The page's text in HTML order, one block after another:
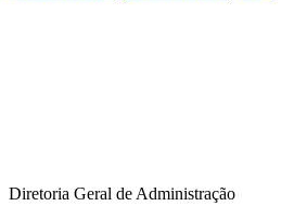
Diretoria Geral de Administração